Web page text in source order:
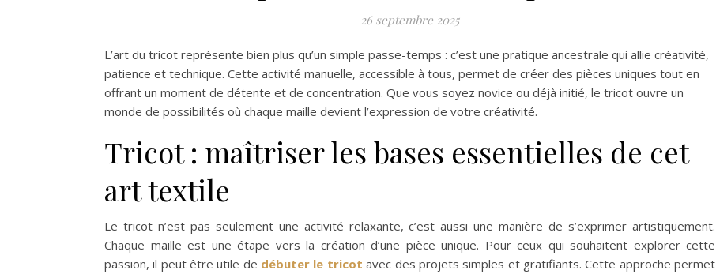
26 septembre 2025
L’art du tricot représente bien plus qu’un simple passe-temps : c’est une pratique ancestrale qui allie créativité,
patience et technique. Cette activité manuelle, accessible à tous, permet de créer des pièces uniques tout en
offrant un moment de détente et de concentration. Que vous soyez novice ou déjà initié, le tricot ouvre un
monde de possibilités où chaque maille devient l’expression de votre créativité.
Tricot : maîtriser les bases essentielles de cet
art textile
Le tricot n’est pas seulement une activité relaxante, c’est aussi une manière de s’exprimer artistiquement.
Chaque maille est une étape vers la création d’une pièce unique. Pour ceux qui souhaitent explorer cette
passion, il peut être utile de débuter le tricot avec des projets simples et gratifiants. Cette approche permet